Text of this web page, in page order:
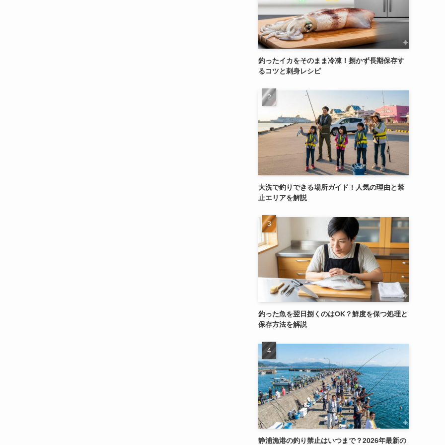
釣ったイカをそのまま冷凍！捌かず長期保存す
るコツと刺身レシピ
大洗で釣りできる場所ガイド！人気の理由と禁
止エリアを解説
釣った魚を翌日捌くのはOK？鮮度を保つ処理と
保存方法を解説
静浦漁港の釣り禁止はいつまで？2026年最新の